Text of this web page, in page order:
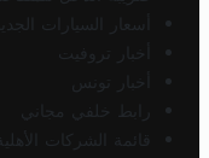
أسعار السيارات
أخبار تروفيت
أخبار تونس
رابط خلفي مجاني
قائمة الشركات